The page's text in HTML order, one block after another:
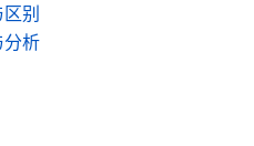
别
分析